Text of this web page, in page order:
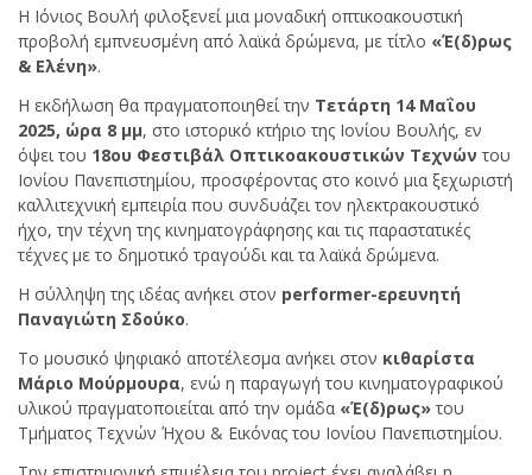
Η Ιόνιος Βουλή φιλοξενεί μια μοναδική οπτικοακουστική
προβολή εμπνευσμένη από λαϊκά δρώμενα, με τίτλο «Έ(δ)ρως
& Ελένη».
Η εκδήλωση θα πραγματοποιηθεί την Τετάρτη 14 Μαΐου
2025, ώρα 8 μμ, στο ιστορικό κτήριο της Ιονίου Βουλής, εν
όψει του 18ου Φεστιβάλ Οπτικοακουστικών Τεχνών του
Ιονίου Πανεπιστημίου, προσφέροντας στο κοινό μια ξεχωριστή
καλλιτεχνική εμπειρία που συνδυάζει τον ηλεκτρακουστικό
ήχο, την τέχνη της κινηματογράφησης και τις παραστατικές
τέχνες με το δημοτικό τραγούδι και τα λαϊκά δρώμενα.
Η σύλληψη της ιδέας ανήκει στον performer-ερευνητή
Παναγιώτη Σδούκο.
Το μουσικό ψηφιακό αποτέλεσμα ανήκει στον κιθαρίστα
Μάριο Μούρμουρα, ενώ η παραγωγή του κινηματογραφικού
υλικού πραγματοποιείται από την ομάδα «Έ(δ)ρως» του
Τμήματος Τεχνών Ήχου & Εικόνας του Ιονίου Πανεπιστημίου.